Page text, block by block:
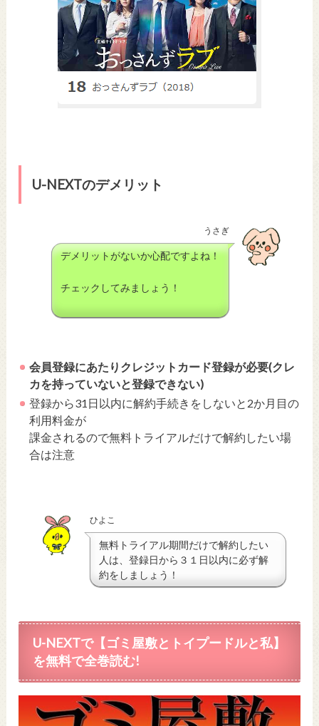
U-NEXTのデメリット
うさぎ
デメリットがないか心配ですよね！
チェックしてみましょう！
会員登録にあたりクレジットカード登録が必要(クレ
カを持っていないと登録できない)
登録から31日以内に解約手続きをしないと2か月目の
利用料金が
課金されるので無料トライアルだけで解約したい場
合は注意
ひよこ
無料トライアル期間だけで解約したい
人は、登録日から３１日以内に必ず解
約をしましょう！
U-NEXTで【ゴミ屋敷とトイプードルと私】
を無料で全巻読む!